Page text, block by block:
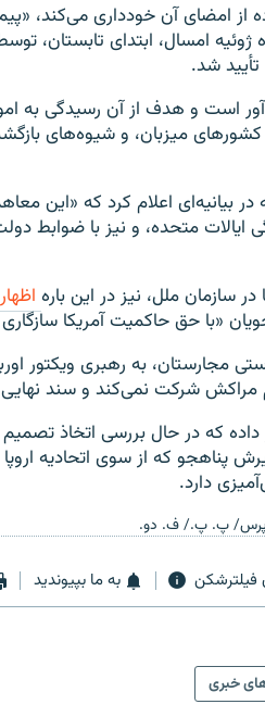
از امضای آن خودداری می‌کند،
تأیید شد.
است و هدف از آن رسیدگی به
کشورهای میزبان، و شیوه‌های
بیانیه‌ای اعلام کرد که «این
متحده، و نیز با ضوابط
سازمان ملل، نیز در این باره
«با حق حاکمیت آمریکا سازگاری
مجارستان، به رهبری ویکتور
شرکت نمی‌کند و سند نهایی
که در حال بررسی اتخاذ
پناهجو که از سوی اتحادیه
دارد.
پ. پ./ ف. دو.
به ما بپیوندید
خبری